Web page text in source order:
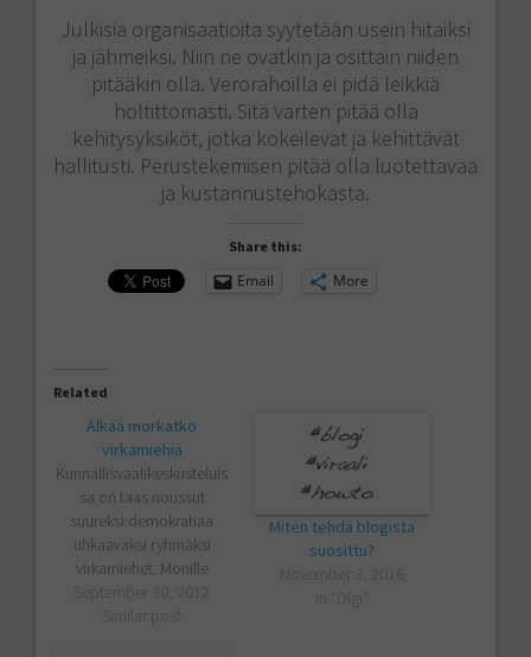
Julkisia organisaatioita syytetään usein hitaiksi
ja jähmeiksi. Niin ne ovatkin ja osittain niiden
pitääkin olla. Verorahoilla ei pidä leikkiä
holtittomasti. Sitä varten pitää olla
kehitysyksiköt, jotka kokeilevat ja kehittävät
hallitusti. Perustekemisen pitää olla luotettavaa
ja kustannustehokasta.
Share this:
Email More
Related
Älkää morkatko
virkamiehiä
Kunnallisvaalikeskusteluis
sa on taas noussut
suureksi demokratiaa
uhkaavaksi ryhmäksi
virkamiehet. Monille
poliitikoille ja sellaiseksi
September 30, 2012
Miten tehdä blogista
suosittu?
November 3, 2016